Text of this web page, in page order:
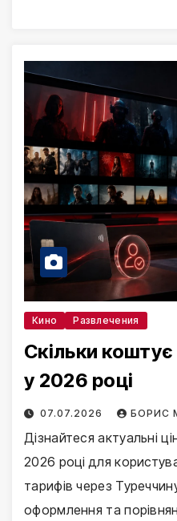
Кино Развлечения
Скільки
у 2026 році
07.07.2026 БОРИС
Дізнайтеся актуальні
2026 році для
тарифів через
оформлення та